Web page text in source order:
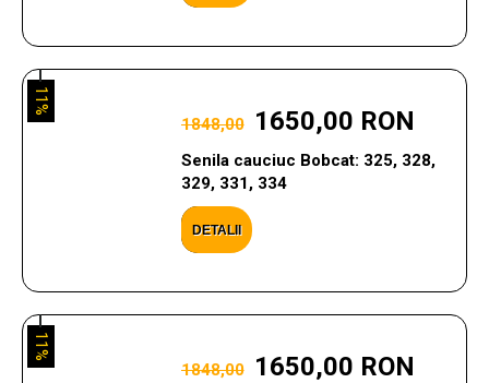
1848,00 1650,00 RON
Senila cauciuc Bobcat: 325, 328,
329, 331, 334
DETALII
11%
1848,00 1650,00 RON
11%